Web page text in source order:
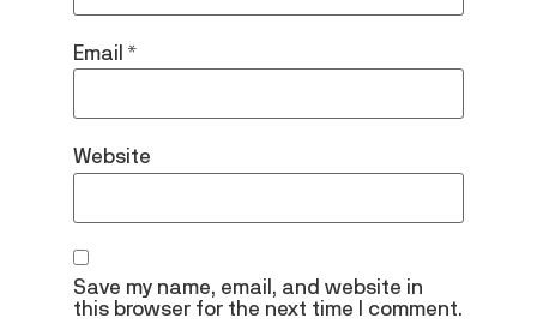
Email*
Website
Save my name, email, and website in
this browser for the next time I comment.